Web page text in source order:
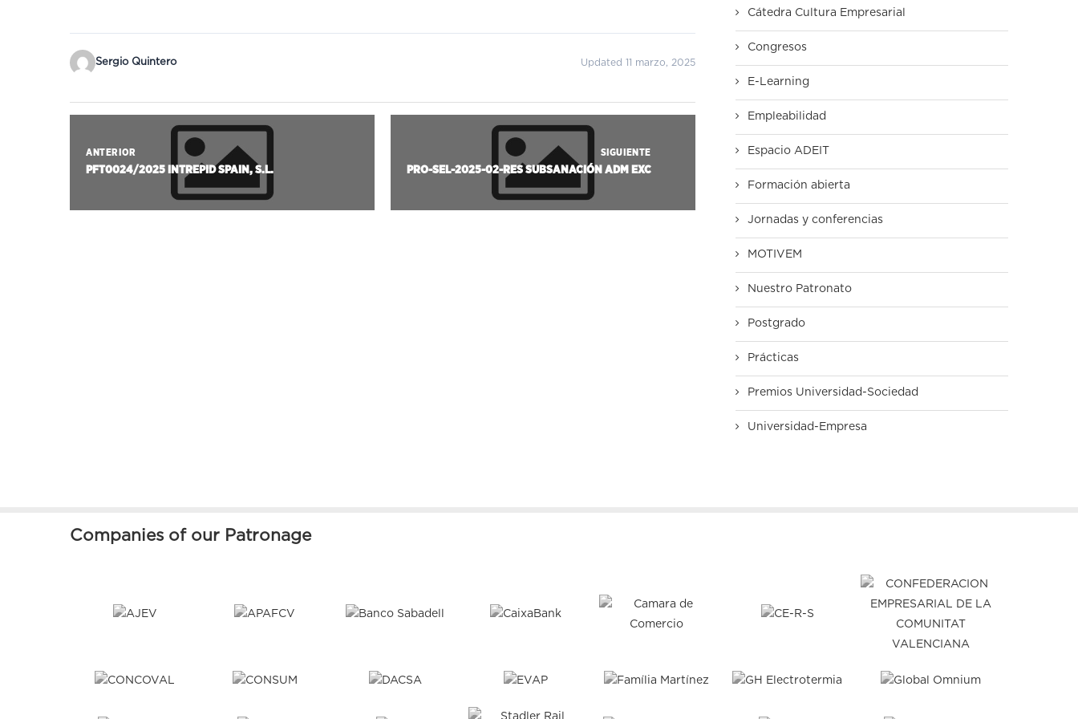
Sergio Quintero Updated 11 marzo, 2025
ANTERIOR
PFT0024/2025 INTREPID SPAIN, S.L.
SIGUIENTE
PRO-SEL-2025-02-RES SUBSANACIÓN ADM EXC
Cátedra Cultura Empresarial
Congresos
E-Learning
Empleabilidad
Espacio ADEIT
Formación abierta
Jornadas y conferencias
MOTIVEM
Nuestro Patronato
Postgrado
Prácticas
Premios Universidad-Sociedad
Universidad-Empresa
Companies of our Patronage